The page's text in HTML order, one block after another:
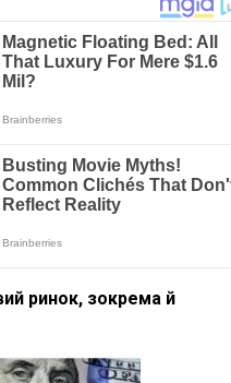
ринок, зокрема й